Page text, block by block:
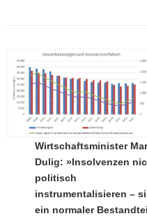
e
n
d
Wirtschaftsminister
Dulig: »Insolvenzen
politisch
instrumentalisieren –
ein normaler